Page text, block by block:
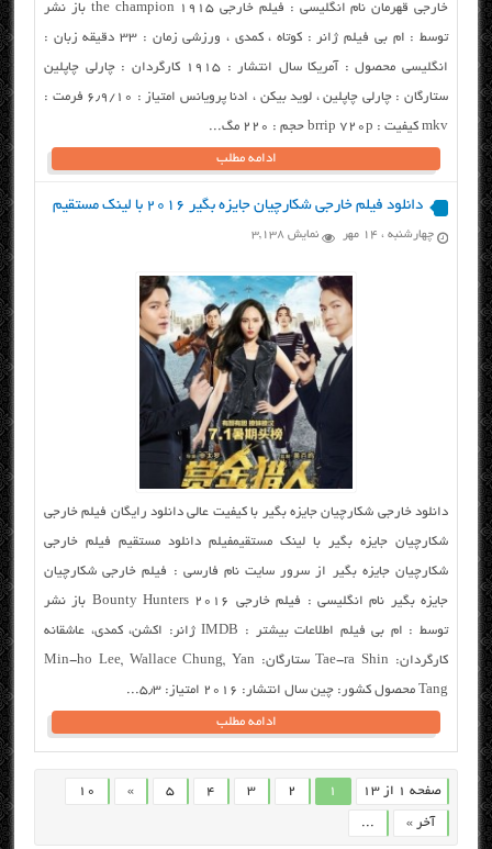
خارجی قهرمان نام انگلیسی : فیلم خارجی the champion 1915 باز نشر
توسط : ام بی فیلم ژانر : کوتاه ، کمدی ، ورزشی زمان : ۳۳ دقیقه زبان :
انگلیسی محصول : آمریکا سال انتشار : ۱۹۱۵ کارگردان : چارلی چاپلین
ستارگان : چارلی چاپلین ، لوید بیکن ، ادنا پرویانس امتیاز : ۶٫۹/۱۰ فرمت :
mkv کیفیت : brrip 720p حجم : ۲۲۰ مگ...
ادامه مطلب
دانلود فیلم خارجی شکارچیان جایزه بگیر ۲۰۱۶ با لینک مستقیم
چهارشنبه ، ۱۴ مهر نمایش 3,138
دانلود خارجی شکارچیان جایزه بگیر با کیفیت عالی دانلود رایگان فیلم خارجی
شکارچیان جایزه بگیر با لینک مستقیمفیلم دانلود مستقیم فیلم خارجی
شکارچیان جایزه بگیر از سرور سایت نام فارسی : فیلم خارجی شکارچیان
جایزه بگیر نام انگلیسی : فیلم خارجی Bounty Hunters 2016 باز نشر
توسط : ام بی فیلم اطلاعات بیشتر : IMDB ژانر: اکشن، کمدی، عاشقانه
کارگردان: Tae-ra Shin ستارگان: Min-ho Lee, Wallace Chung, Yan
Tang محصول کشور: چین سال انتشار: ۲۰۱۶ امتیاز: ۵٫۳...
ادامه مطلب
صفحه 1 از 13 1
2
3
4
5
»
10
... آخر »